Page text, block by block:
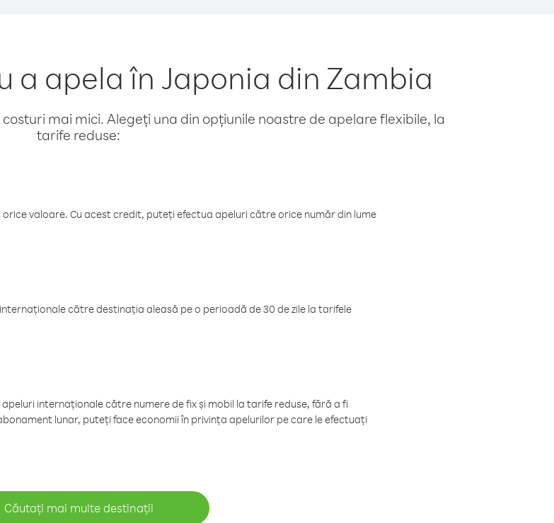
a apela în Japonia din Zambia
mai mici. Alegeți una din opțiunile noastre de apelare flexibile, la
tarife reduse:
valoare. Cu acest credit, puteți efectua apeluri către orice număr din lume
către destinația aleasă pe o perioadă de 30 de zile la tarifele
internaționale către numere de fix și mobil la tarife reduse, fără a fi
lunar, puteți face economii în privința apelurilor pe care le efectuați
Căutați mai multe destinații